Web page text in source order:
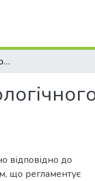
Статут Таврійського державного агротехнологічного університету імені Дмитра Моторного (нова редакція).
відповідно до
що регламентує